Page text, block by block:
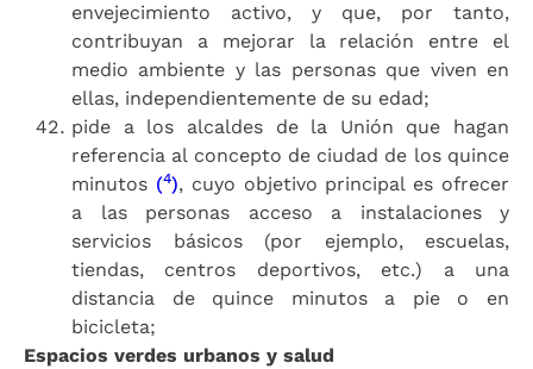
envejecimiento activo, y que, por tanto,
contribuyan a mejorar la relación entre el
medio ambiente y las personas que viven en
ellas, independientemente de su edad;
pide a los alcaldes de la Unión que hagan
referencia al concepto de ciudad de los quince
minutos (4), cuyo objetivo principal es ofrecer
a las personas acceso a instalaciones y
servicios básicos (por ejemplo, escuelas,
tiendas, centros deportivos, etc.) a una
distancia de quince minutos a pie o en
bicicleta;
Espacios verdes urbanos y salud